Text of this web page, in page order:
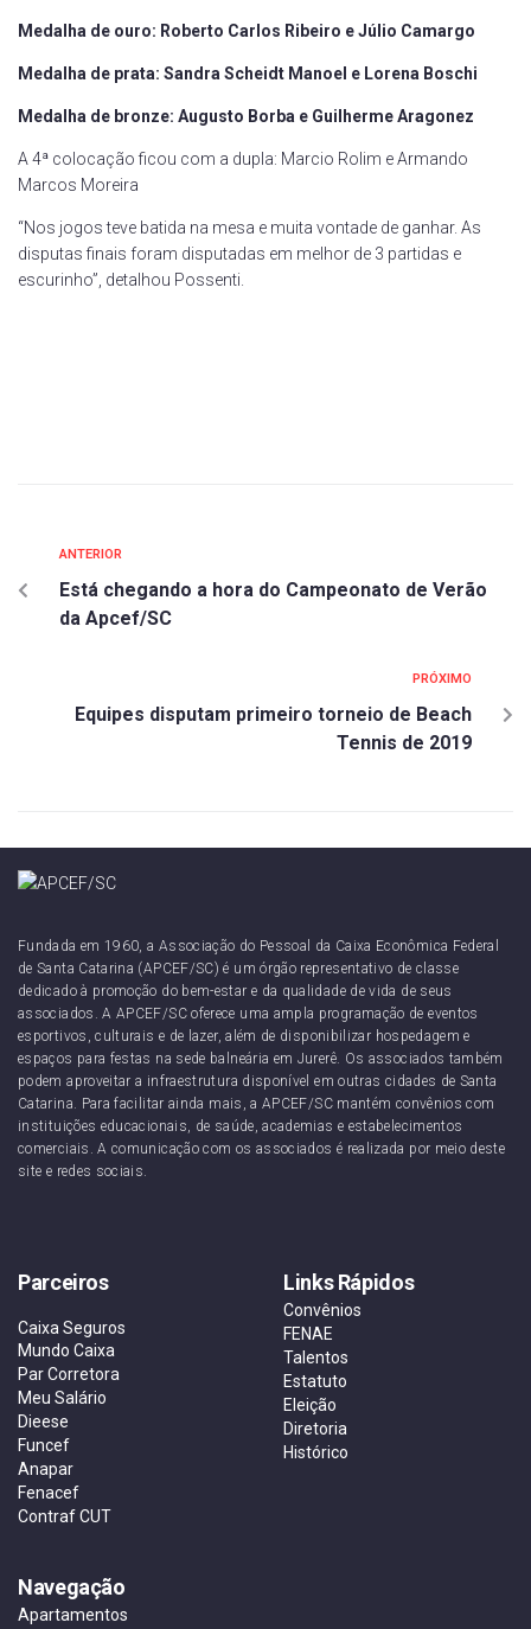
Medalha de ouro: Roberto Carlos Ribeiro e Júlio Camargo
Medalha de prata: Sandra Scheidt Manoel e Lorena Boschi
Medalha de bronze: Augusto Borba e Guilherme Aragonez
A 4ª colocação ficou com a dupla: Marcio Rolim e Armando
Marcos Moreira
“Nos jogos teve batida na mesa e muita vontade de ganhar. As
disputas finais foram disputadas em melhor de 3 partidas e
escurinho”, detalhou Possenti.
ANTERIOR
Está chegando a hora do Campeonato de Verão
da Apcef/SC
PRÓXIMO
Equipes disputam primeiro torneio de Beach
Tennis de 2019
Fundada em 1960, a Associação do Pessoal da Caixa Econômica Federal
de Santa Catarina (APCEF/SC) é um órgão representativo de classe
dedicado à promoção do bem-estar e da qualidade de vida de seus
associados. A APCEF/SC oferece uma ampla programação de eventos
esportivos, culturais e de lazer, além de disponibilizar hospedagem e
espaços para festas na sede balneária em Jurerê. Os associados também
podem aproveitar a infraestrutura disponível em outras cidades de Santa
Catarina. Para facilitar ainda mais, a APCEF/SC mantém convênios com
instituições educacionais, de saúde, academias e estabelecimentos
comerciais. A comunicação com os associados é realizada por meio deste
site e redes sociais.
Parceiros
Caixa Seguros
Mundo Caixa
Par Corretora
Meu Salário
Dieese
Funcef
Anapar
Fenacef
Contraf CUT
Links Rápidos
Convênios
FENAE
Talentos
Estatuto
Eleição
Diretoria
Histórico
Navegação
Apartamentos